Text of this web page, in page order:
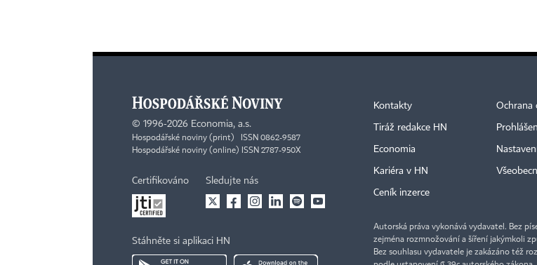
© 1996-2026 Economia, a.s.
Hospodářské noviny (print) ISSN 0862-9587
Hospodářské noviny (online) ISSN 2787-950X
Certifikováno Sledujte nás
Stáhněte si aplikaci HN
Kontakty
Tiráž redakce HN
Economia
Kariéra v HN
Ceník inzerce
Ochrana
Autorská práva vykonává vydavatel. Bez
zejména rozmnožování a šíření jakýmkoli
Bez souhlasu vydavatele je zakázáno též